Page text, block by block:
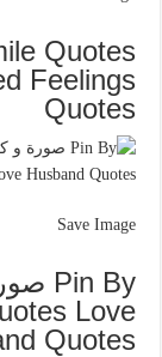
Quotes
Feelings
Quotes
Save Image
Love
Quotes